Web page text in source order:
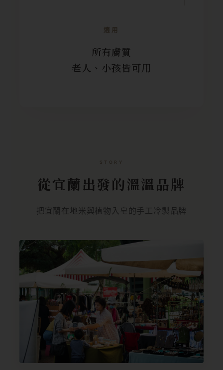
適用
所有膚質
老人、小孩皆可用
STORY
從宜蘭出發的溫溫品牌
把宜蘭在地米與植物入皂的手工冷製品牌